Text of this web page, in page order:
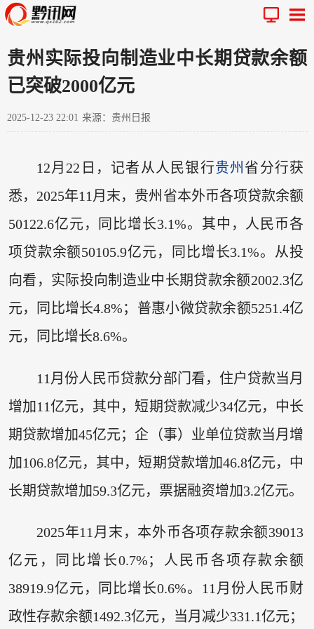
贵州实际投向制造业中长期贷款余额
已突破2000亿元
2025-12-23 22:01 来源：贵州日报
12月22日，记者从人民银行贵州 省分行获
悉，2025年11月末，贵州省本外币各项贷款余额
50122.6亿元，同比增长3.1%。其中，人民币各
项贷款余额50105.9亿元，同比增长3.1%。从投
向看，实际投向制造业中长期贷款余额2002.3亿
元，同比增长4.8%；普惠小微贷款余额5251.4亿
元，同比增长8.6%。
11月份人民币贷款分部门看，住户贷款当月
增加11亿元，其中，短期贷款减少34亿元，中长
期贷款增加45亿元；企（事）业单位贷款当月增
加106.8亿元，其中，短期贷款增加46.8亿元，中
长期贷款增加59.3亿元，票据融资增加3.2亿元。
2025年11月末，本外币各项存款余额39013
亿元，同比增长0.7%；人民币各项存款余额
38919.9亿元，同比增长0.6%。11月份人民币财
政性存款余额1492.3亿元，当月减少331.1亿元；